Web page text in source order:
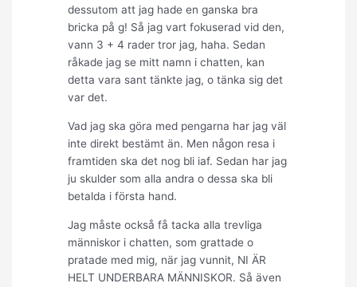
dessutom att jag hade en ganska bra
bricka på g! Så jag vart fokuserad vid den,
vann 3 + 4 rader tror jag, haha. Sedan
råkade jag se mitt namn i chatten, kan
detta vara sant tänkte jag, o tänka sig det
var det.
Vad jag ska göra med pengarna har jag väl
inte direkt bestämt än. Men någon resa i
framtiden ska det nog bli iaf. Sedan har jag
ju skulder som alla andra o dessa ska bli
betalda i första hand.
Jag måste också få tacka alla trevliga
människor i chatten, som grattade o
pratade med mig, när jag vunnit, NI ÄR
HELT UNDERBARA MÄNNISKOR. Så även